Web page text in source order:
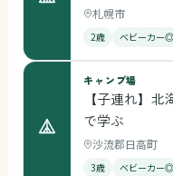
札幌市
2歳 ベビーカー◎
キャンプ場
【子連れ】
で学ぶ
沙流郡日高町
3歳 ベビーカー◎